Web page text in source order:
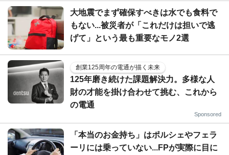
大地震でまず確保すべきは水でも食料で
もない...被災者が「これだけは担いで逃
げて」という最も重要なモノ2選
創業125周年の電通が描く未来
125年磨き続けた課題解決力。多様な人
財の才能を掛け合わせて挑む、これから
の電通
Sponsored
「本当のお金持ち」はポルシェやフェラ
ーリには乗っていない...FPが実際に目に